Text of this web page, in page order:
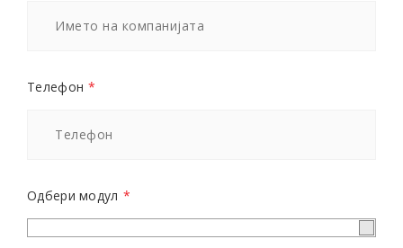
Телефон *
Одбери модул *